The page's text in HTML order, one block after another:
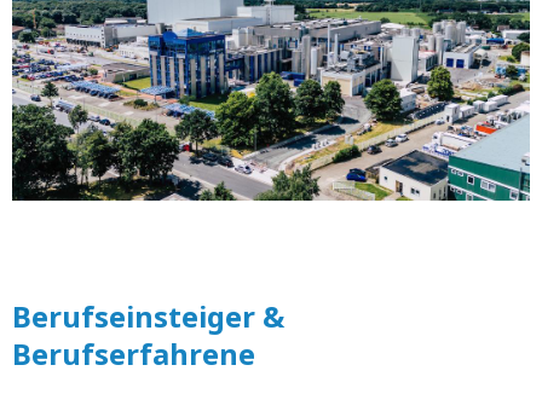
Berufseinsteiger &
Berufserfahrene